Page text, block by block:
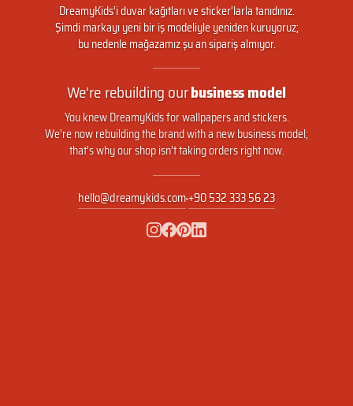
DreamyKids’i duvar kağıtları ve sticker’larla tanıdınız.
Şimdi markayı yeni bir iş modeliyle yeniden kuruyoruz;
bu nedenle mağazamız şu an sipariş almıyor.
We’re rebuilding ourbusiness model
You knew DreamyKids for wallpapers and stickers.
We’re now rebuilding the brand with a new business model;
that’s why our shop isn’t taking orders right now.
hello@dreamykids.com+90 532 333 56 23